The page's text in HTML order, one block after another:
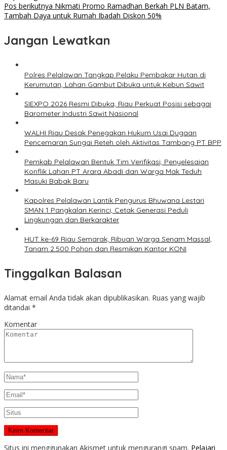
Pos berikutnya Nikmati Promo Ramadhan Berkah PLN Batam,
Tambah Daya untuk Rumah Ibadah Diskon 50%
Jangan Lewatkan
Polres Pelalawan Tangkap Pelaku Pembakar Hutan di
Kerumutan, Lahan Gambut Dibuka untuk Kebun Sawit
SIEXPO 2026 Resmi Dibuka, Riau Perkuat Posisi sebagai
Barometer Industri Sawit Nasional
WALHI Riau Desak Penegakan Hukum Usai Dugaan
Pencemaran Sungai Reteh oleh Aktivitas Tambang PT BPP
Pemkab Pelalawan Bentuk Tim Verifikasi, Penyelesaian
Konflik Lahan PT Arara Abadi dan Warga Mak Teduh
Masuki Babak Baru
Kapolres Pelalawan Lantik Pengurus Bhuwana Lestari
SMAN 1 Pangkalan Kerinci, Cetak Generasi Peduli
Lingkungan dan Berkarakter
HUT ke-69 Riau Semarak, Ribuan Warga Senam Massal,
Tanam 2.500 Pohon dan Resmikan Kantor KONI
Tinggalkan Balasan
Alamat email Anda tidak akan dipublikasikan. Ruas yang wajib
ditandai *
Komentar
Situs ini menggunakan Akismet untuk mengurangi spam. Pelajari